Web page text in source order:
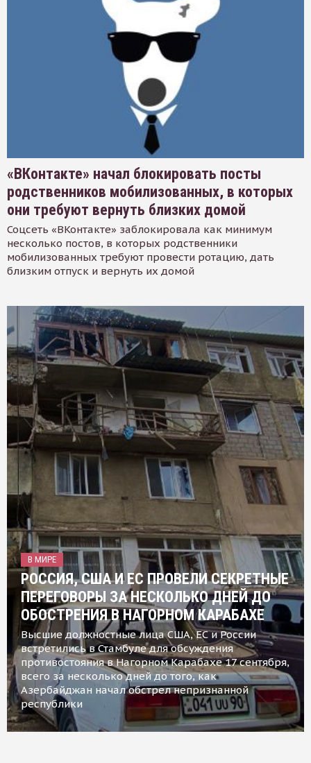
«ВКонтакте» начал блокировать посты
родственников мобилизованных, в которых
они требуют вернуть близких домой
Соцсеть «ВКонтакте» заблокировала как минимум
несколько постов, в которых родственники
мобилизованных требуют провести ротацию, дать
близким отпуск и вернуть их домой
В МИРЕ
РОССИЯ, США И ЕС ПРОВЕЛИ СЕКРЕТНЫЕ
ПЕРЕГОВОРЫ ЗА НЕСКОЛЬКО ДНЕЙ ДО
ОБОСТРЕНИЯ В НАГОРНОМ КАРАБАХЕ
Высшие должностные лица США, ЕС и России
встретились в Стамбуле для обсуждения
противостояния в Нагорном Карабахе 17 сентября,
всего за несколько дней до того, как
Азербайджан начал обстрел непризнанной
республики